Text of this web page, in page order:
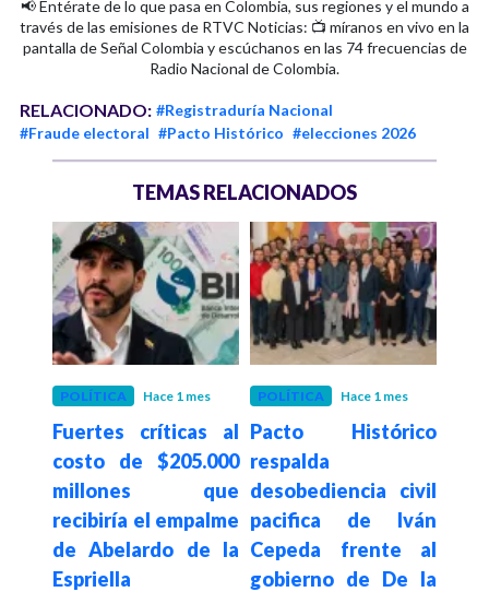
📢 Entérate de lo que pasa en Colombia, sus regiones y el mundo a
través de las emisiones de RTVC Noticias: 📺 míranos en vivo en la
pantalla de Señal Colombia y escúchanos en las 74 frecuencias de
Radio Nacional de Colombia.
RELACIONADO: #Registraduría Nacional
#Fraude electoral #Pacto Histórico #elecciones 2026
TEMAS RELACIONADOS
POLÍTICA Hace 1 mes
Fuertes críticas al
costo de $205.000
millones que
recibiría el empalme
de Abelardo de la
Espriella
POLÍTICA Hace 1 mes
Pacto Histórico
respalda
desobediencia civil
pacifica de Iván
Cepeda frente al
gobierno de De la